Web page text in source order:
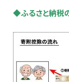
◆ふるさと納税